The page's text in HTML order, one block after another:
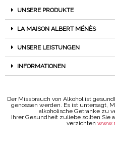
UNSERE PRODUKTE
LA MAISON ALBERT MÉNÈS
UNSERE LEISTUNGEN
INFORMATIONEN
Der Missbrauch von Alkohol ist
genossen werden. Es ist untersagt,
alkoholische Getränke zu
Ihrer Gesundheit zuliebe sollten Sie
verzichten